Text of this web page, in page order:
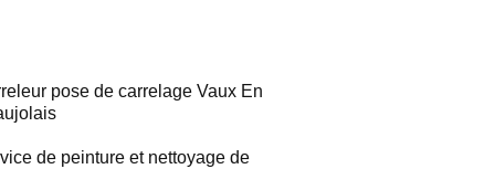
pose de carrelage Vaux En
de peinture et nettoyage de